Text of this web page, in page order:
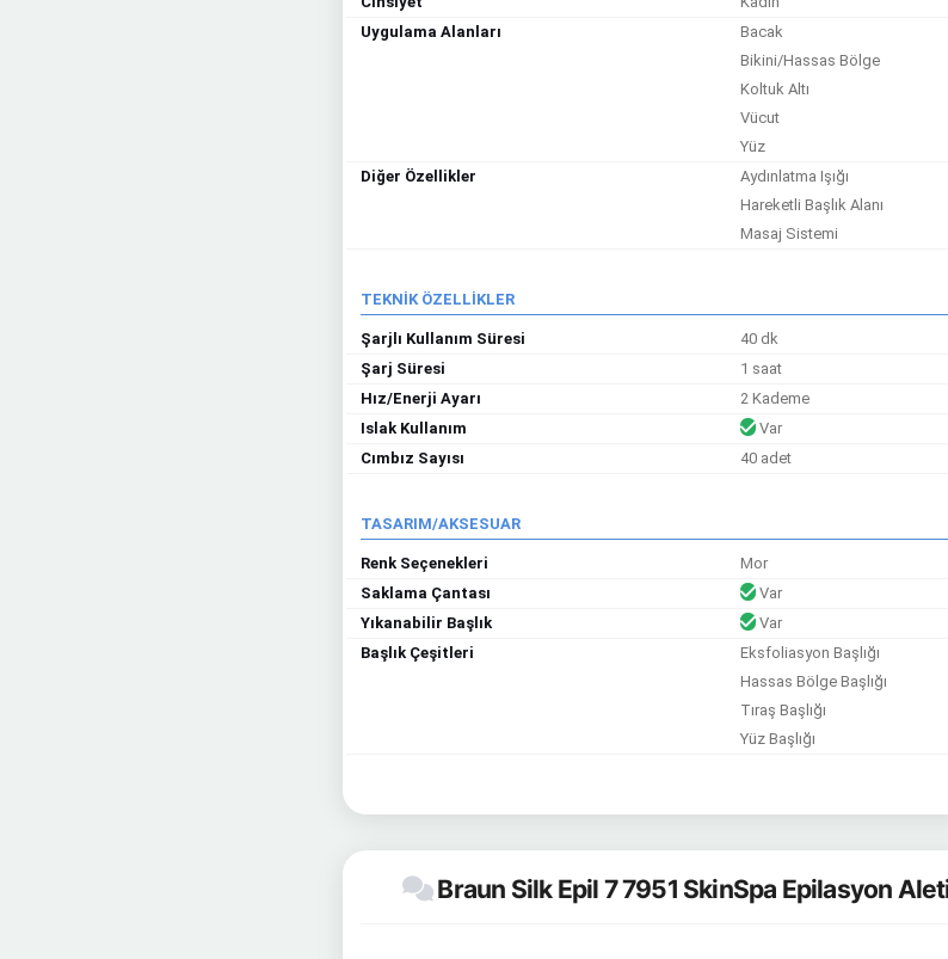
Uygulama Alanları
Bacak
Bikini/Hassas Bölge
Koltuk Altı
Vücut
Yüz
Diğer Özellikler
Aydınlatma Işığı
Hareketli Başlık Alanı
Masaj Sistemi
TEKNİK ÖZELLİKLER
Şarjlı Kullanım Süresi
40 dk
Şarj Süresi
1 saat
Hız/Enerji Ayarı
2 Kademe
Islak Kullanım
Var
Cımbız Sayısı
40 adet
TASARIM/AKSESUAR
Renk Seçenekleri
Mor
Saklama Çantası
Var
Yıkanabilir Başlık
Var
Başlık Çeşitleri
Eksfoliasyon Başlığı
Hassas Bölge Başlığı
Tıraş Başlığı
Yüz Başlığı
Braun Silk Epil 7 7951 SkinSpa Epilasyon Aleti